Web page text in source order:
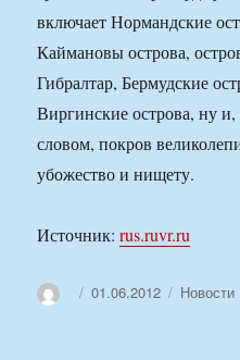
включает Нормандские
Каймановы острова,
Гибралтар, Бермудские
Виргинские острова, ну
словом, покров
убожество и нищету.
Источник:rus.ruvr.ru
АвторОпубликовано
01.06.2012 Рубрики
Новости